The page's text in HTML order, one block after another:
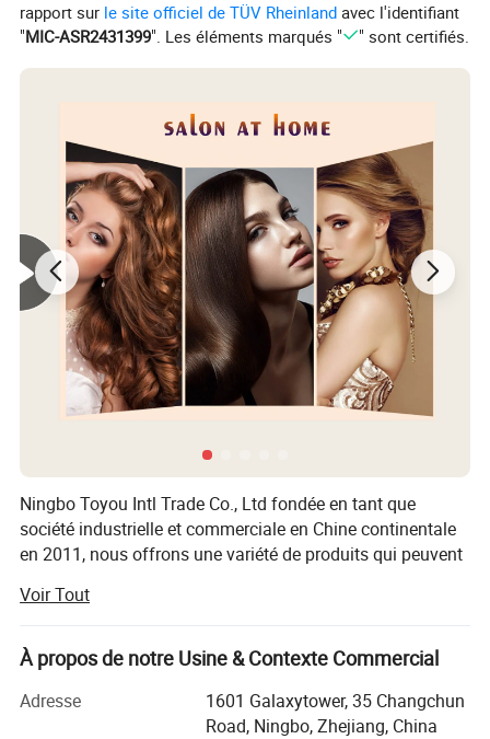
rapport sur le site officiel de TÜV Rheinland avec l'identifiant
"MIC-ASR2431399". Les éléments marqués " " sont certifiés.
Ningbo Toyou Intl Trade Co., Ltd fondée en tant que
société industrielle et commerciale en Chine continentale
en 2011, nous offrons une variété de produits qui peuvent
et professionnels sur les articles d'outils de cheveux. Il
comprend une brosse à cheveux en plastique, un peigne
en plastique, une brosse à cheveux en bois et bambou, un
plus de milliers d'outils pour les cheveux à choisir.
Voir Tout
À propos de notre Usine & Contexte Commercial
Adresse
1601 Galaxytower, 35 Changchun
Road, Ningbo, Zhejiang, China